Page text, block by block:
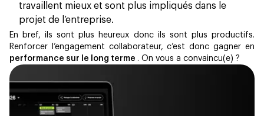
travaillent mieux et sont plus impliqués dans le
projet de l’entreprise.
En bref, ils sont plus heureux donc ils sont plus productifs.
Renforcer l’engagement collaborateur, c’est donc gagner en
performance sur le long terme . On vous a convaincu(e) ?